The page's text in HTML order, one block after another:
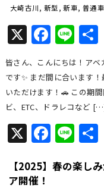
大崎古川, 新型,新車, 普通車
X Line共
皆さん、こんにちは！ア
です✨ まだ間に合います
いただけます！🚗 この期
ビ、ETC、ドラレコなど
X Line共
【2025】春の楽し
ア開催！